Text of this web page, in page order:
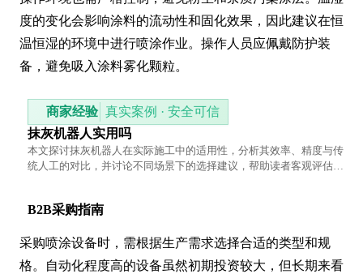
度的变化会影响涂料的流动性和固化效果，因此建议在恒
温恒湿的环境中进行喷涂作业。操作人员应佩戴防护装
备，避免吸入涂料雾化颗粒。
商家经验 真实案例 · 安全可信
抹灰机器人实用吗
本文探讨抹灰机器人在实际施工中的适用性，分析其效率、精度与传
统人工的对比，并讨论不同场景下的选择建议，帮助读者客观评估技
B2B采购指南
采购喷涂设备时，需根据生产需求选择合适的类型和规
格。自动化程度高的设备虽然初期投资较大，但长期来看